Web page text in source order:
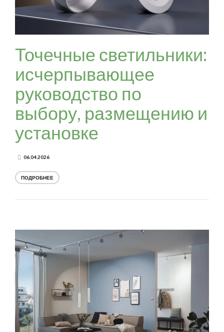
Точечные светильники:
исчерпывающее
руководство по
выбору, размещению и
установке
06.04.2026
ПОДРОБНЕЕ